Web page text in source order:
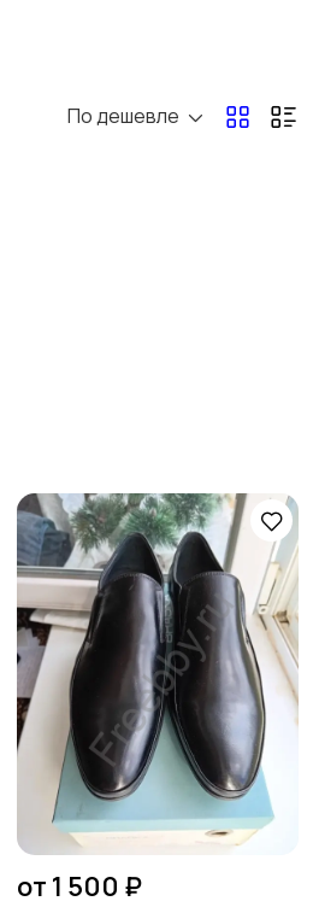
По дешевле
от 1 500 ₽